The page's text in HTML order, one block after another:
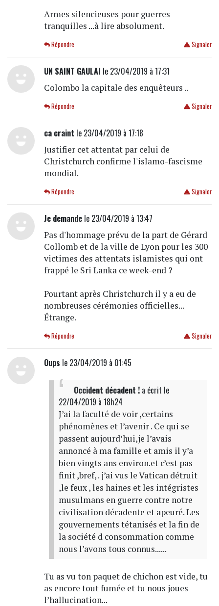
Armes silencieuses pour guerres
tranquilles ...à lire absolument.
Signaler
Répondre
UN SAINT GAULAI le 23/04/2019 à 17:31
Colombo la capitale des enquêteurs ..
Signaler
Répondre
ca craint le 23/04/2019 à 17:18
Justifier cet attentat par celui de
Christchurch confirme l'islamo-fascisme
mondial.
Signaler
Répondre
Je demandele 23/04/2019 à 13:47
Pas d'hommage prévu de la part de Gérard
Collomb et de la ville de Lyon pour les 300
victimes des attentats islamistes qui ont
frappé le Sri Lanka ce week-end ?
Pourtant après Christchurch il y a eu de
nombreuses cérémonies officielles...
Étrange.
Signaler
Répondre
Oups le 23/04/2019 à 01:45
Occident décadent !a écrit le
22/04/2019 à 18h24
J’ai la faculté de voir ,certains
phénomènes et l’avenir . Ce qui se
passent aujourd’hui,je l’avais
annoncé à ma famille et amis il y’a
bien vingts ans environ.et c’est pas
finit ,bref, . j’ai vus le Vatican détruit
,le feux , les haines et les intégristes
musulmans en guerre contre notre
civilisation décadente et apeuré. Les
gouvernements tétanisés et la fin de
la société d consommation comme
nous l’avons tous connus......
Tu as vu ton paquet de chichon est vide, tu
as encore tout fumée et tu nous joues
l’hallucination...